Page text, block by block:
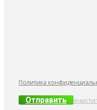
Политика
Отправить